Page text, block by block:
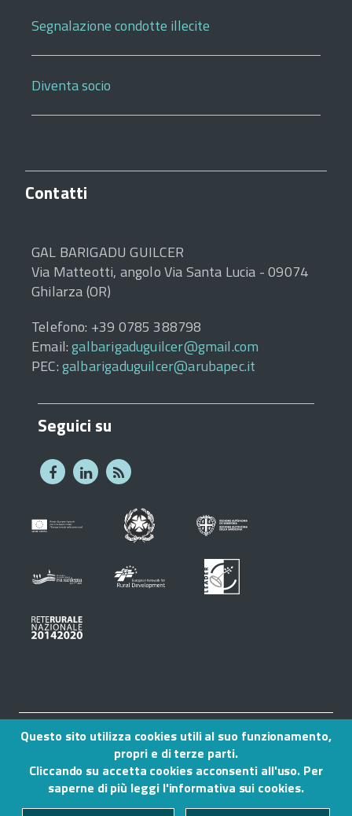
Segnalazione condotte illecite
Diventa socio
Contatti
GAL BARIGADU GUILCER
Via Matteotti, angolo Via Santa Lucia - 09074
Ghilarza (OR)
Telefono: +39 0785 388798
Email:galbarigaduguilcer@gmail.com
PEC:galbarigaduguilcer@arubapec.it
Seguici su
Piè
di
pagina
Contatti
Mappa del sito
Note legali
Privacy
Accessibilità
Questo sito utilizza cookies utili al suo funzionamento,
propri e di terze parti.
Cliccando su accetta cookies acconsenti all'uso. Per
saperne di più leggi l'informativa sui cookies.